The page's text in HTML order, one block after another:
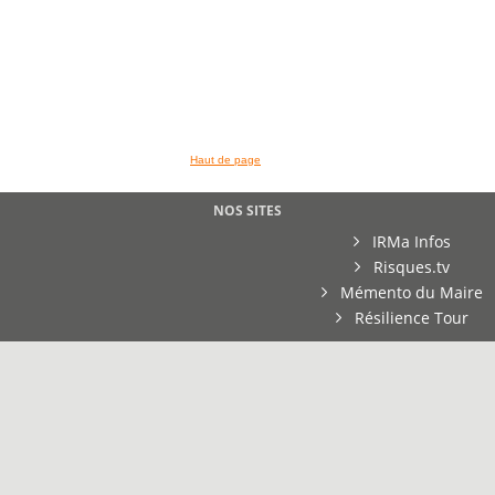
Haut de page
NOS SITES
IRMa Infos
Risques.tv
Mémento du Maire
Résilience Tour